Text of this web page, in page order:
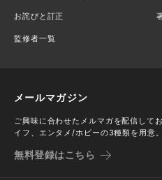
お詫びと訂正
監修者一覧
メールマガジン
ご興味に合わせたメルマガを配信して
イフ、エンタメ/ホビーの3種類を用意。
無料登録はこちら